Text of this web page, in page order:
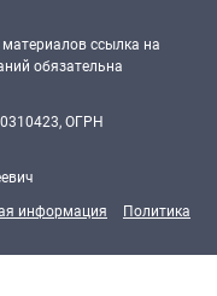
ссылка на
обязательна
ОГРН
информация
Политика